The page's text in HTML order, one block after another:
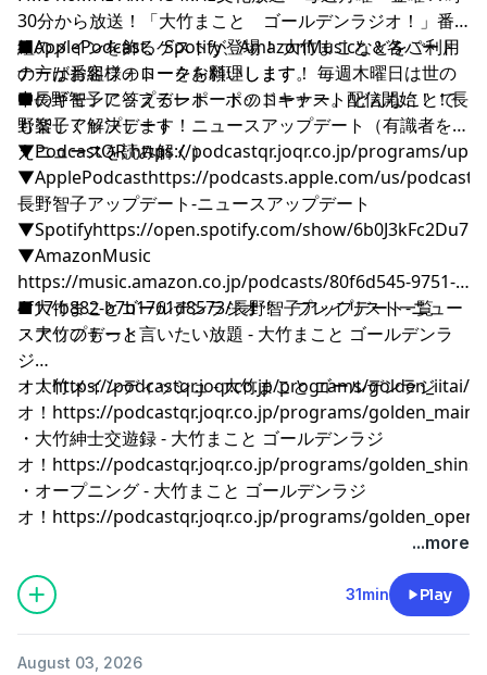
30分から放送！「大竹まこと ゴールデンラジオ！」番
組のメインを飾るゲストが登場！ 大竹まこと＆各パート
ナーがお客様のトークを料理します。 毎週木曜日は世の
中のギモンに答えるレポートのコーナー。 どんなことで
も楽しく解決します！
■ApplePodcast、Spotify、AmazonMusicなどをご利用
の方は番組フォローをお願いします！
■長野智子アップデート ポッドキャスト配信開始！！長
野智子アップデート ニュースアップデート（有識者を迎
えニュースを読み解く）
▼PodcastQR⁠⁠⁠⁠⁠⁠⁠⁠⁠⁠⁠⁠⁠⁠⁠⁠⁠⁠⁠⁠⁠⁠⁠⁠⁠⁠⁠⁠⁠⁠⁠⁠⁠⁠⁠⁠⁠⁠⁠⁠⁠⁠⁠⁠⁠⁠⁠⁠⁠⁠⁠⁠⁠⁠⁠⁠⁠⁠⁠⁠⁠⁠⁠⁠⁠⁠⁠⁠⁠⁠⁠⁠⁠⁠⁠⁠⁠⁠⁠⁠⁠⁠⁠⁠⁠⁠⁠⁠⁠⁠⁠⁠⁠⁠⁠⁠⁠⁠⁠⁠⁠⁠⁠⁠⁠⁠⁠⁠⁠⁠⁠⁠⁠⁠⁠⁠⁠⁠⁠⁠⁠⁠⁠⁠⁠⁠⁠⁠⁠⁠⁠⁠⁠⁠⁠⁠⁠⁠⁠⁠⁠⁠⁠⁠⁠⁠⁠⁠⁠⁠⁠⁠⁠⁠⁠⁠⁠⁠https://podcastqr.joqr.co.jp/programs/up⁠⁠⁠⁠⁠⁠⁠⁠⁠⁠⁠⁠⁠⁠⁠⁠⁠⁠⁠⁠⁠⁠⁠⁠⁠⁠⁠⁠⁠⁠⁠⁠⁠⁠⁠⁠⁠⁠⁠⁠⁠⁠⁠⁠⁠⁠⁠⁠⁠⁠⁠⁠⁠⁠⁠⁠⁠⁠⁠⁠⁠⁠⁠⁠⁠⁠⁠⁠⁠⁠⁠⁠⁠⁠⁠⁠⁠⁠⁠⁠⁠⁠⁠⁠⁠⁠⁠⁠⁠⁠⁠⁠⁠⁠⁠⁠⁠⁠⁠⁠⁠⁠⁠⁠⁠⁠⁠⁠⁠⁠⁠⁠⁠⁠⁠⁠⁠⁠⁠⁠⁠⁠⁠⁠⁠⁠⁠⁠⁠⁠⁠⁠⁠⁠⁠⁠⁠⁠⁠⁠⁠⁠⁠⁠⁠⁠⁠⁠⁠⁠⁠⁠⁠⁠⁠⁠⁠⁠
▼ApplePodcast⁠⁠⁠⁠⁠⁠⁠⁠⁠⁠⁠⁠⁠⁠⁠⁠⁠⁠⁠⁠⁠⁠⁠⁠⁠⁠⁠⁠⁠⁠⁠⁠⁠⁠⁠⁠⁠⁠⁠⁠⁠⁠⁠⁠⁠⁠⁠⁠⁠⁠⁠⁠⁠⁠⁠⁠⁠⁠⁠⁠⁠⁠⁠⁠⁠⁠⁠⁠⁠⁠⁠⁠⁠⁠⁠⁠⁠⁠⁠⁠⁠⁠⁠⁠⁠⁠⁠⁠⁠⁠⁠⁠⁠⁠⁠⁠⁠⁠⁠⁠⁠⁠⁠⁠⁠⁠⁠⁠⁠⁠⁠⁠⁠⁠⁠⁠⁠⁠⁠⁠⁠⁠⁠⁠⁠⁠⁠⁠⁠⁠⁠⁠⁠⁠⁠⁠⁠⁠⁠⁠⁠⁠⁠⁠⁠⁠⁠⁠⁠⁠⁠⁠⁠⁠⁠⁠⁠⁠https://podcasts.apple.com/us/podcast/
長野智子アップデート-ニュースアップデート⁠⁠⁠⁠⁠⁠⁠⁠⁠⁠⁠⁠⁠⁠⁠⁠⁠⁠⁠⁠⁠⁠⁠⁠⁠⁠⁠⁠⁠⁠⁠⁠⁠⁠⁠⁠⁠⁠⁠⁠⁠⁠⁠⁠⁠⁠⁠⁠⁠⁠⁠⁠⁠⁠⁠⁠⁠⁠⁠⁠⁠⁠⁠⁠⁠⁠⁠⁠⁠⁠⁠⁠⁠⁠⁠⁠⁠⁠⁠⁠⁠⁠⁠⁠⁠⁠⁠⁠⁠⁠⁠⁠⁠⁠⁠⁠⁠⁠⁠⁠⁠⁠⁠⁠⁠⁠⁠⁠⁠⁠⁠⁠⁠⁠⁠⁠⁠⁠⁠⁠⁠⁠⁠⁠⁠⁠⁠⁠⁠⁠⁠⁠⁠⁠⁠⁠⁠⁠⁠⁠⁠⁠⁠⁠⁠⁠⁠⁠⁠⁠⁠⁠⁠⁠⁠⁠⁠⁠
▼Spotify⁠⁠⁠⁠⁠⁠⁠⁠⁠⁠⁠⁠⁠⁠⁠⁠⁠⁠⁠⁠⁠⁠⁠⁠⁠⁠⁠⁠⁠⁠⁠⁠⁠⁠⁠⁠⁠⁠⁠⁠⁠⁠⁠⁠⁠⁠⁠⁠⁠⁠⁠⁠⁠⁠⁠⁠⁠⁠⁠⁠⁠⁠⁠⁠⁠⁠⁠⁠⁠⁠⁠⁠⁠⁠⁠⁠⁠⁠⁠⁠⁠⁠⁠⁠⁠⁠⁠⁠⁠⁠⁠⁠⁠⁠⁠⁠⁠⁠⁠⁠⁠⁠⁠⁠⁠⁠⁠⁠⁠⁠⁠⁠⁠⁠⁠⁠⁠⁠⁠⁠⁠⁠⁠⁠⁠⁠⁠⁠⁠⁠⁠⁠⁠⁠⁠⁠⁠⁠⁠⁠⁠⁠⁠⁠⁠⁠⁠⁠⁠⁠⁠⁠⁠⁠⁠⁠⁠⁠https://open.spotify.com/show/
▼AmazonMusic
⁠⁠⁠⁠⁠⁠⁠⁠⁠⁠⁠⁠⁠⁠⁠⁠⁠⁠⁠⁠⁠⁠⁠⁠⁠⁠⁠⁠⁠⁠⁠⁠⁠⁠⁠⁠⁠⁠⁠⁠⁠⁠⁠⁠⁠⁠⁠⁠⁠⁠⁠⁠⁠⁠⁠⁠⁠⁠⁠⁠⁠⁠⁠⁠⁠⁠⁠⁠⁠⁠⁠⁠⁠⁠⁠⁠⁠⁠⁠⁠⁠⁠⁠⁠⁠⁠⁠⁠⁠⁠⁠⁠⁠⁠⁠⁠⁠⁠⁠⁠⁠⁠⁠⁠⁠⁠⁠⁠⁠⁠⁠⁠⁠⁠⁠⁠⁠⁠⁠⁠⁠⁠⁠⁠⁠⁠⁠⁠⁠⁠⁠⁠⁠⁠⁠⁠⁠⁠⁠⁠⁠⁠⁠⁠⁠⁠⁠⁠⁠⁠⁠⁠⁠⁠⁠⁠⁠⁠https://music.amazon.co.jp/podcasts/80f6d545-9751-
4f17-b882-b7b1761d8573/長野智子アップデート-ニュー
スアップデート⁠⁠⁠⁠⁠⁠⁠⁠⁠⁠⁠⁠⁠⁠⁠⁠⁠⁠⁠⁠⁠⁠⁠⁠⁠⁠⁠⁠⁠⁠⁠⁠⁠⁠⁠⁠⁠⁠⁠⁠⁠⁠⁠⁠⁠⁠⁠⁠⁠⁠⁠⁠⁠⁠⁠⁠⁠⁠⁠⁠⁠⁠⁠⁠⁠⁠⁠⁠⁠⁠⁠⁠⁠⁠⁠⁠⁠⁠⁠⁠⁠⁠⁠⁠⁠⁠⁠⁠⁠⁠⁠⁠⁠⁠⁠⁠⁠⁠⁠⁠⁠⁠⁠⁠⁠⁠⁠⁠⁠⁠⁠⁠⁠⁠⁠⁠⁠⁠⁠⁠⁠⁠⁠⁠⁠⁠⁠⁠⁠⁠⁠⁠⁠⁠⁠⁠⁠⁠⁠⁠⁠⁠⁠⁠⁠⁠⁠⁠⁠⁠⁠⁠⁠⁠⁠⁠⁠⁠
■大竹まことゴールデンラジオ！ プレイリスト一覧
・大竹のもっと言いたい放題 - 大竹まこと ゴールデンラ
ジ
オ！⁠⁠⁠⁠⁠⁠⁠⁠⁠⁠⁠⁠⁠⁠⁠⁠⁠⁠⁠⁠⁠⁠⁠⁠⁠⁠⁠⁠⁠⁠⁠⁠⁠⁠⁠⁠⁠⁠⁠⁠⁠⁠⁠⁠⁠⁠⁠⁠⁠⁠⁠⁠⁠⁠⁠⁠⁠⁠⁠⁠⁠⁠⁠⁠⁠⁠⁠⁠⁠⁠⁠⁠⁠⁠⁠⁠⁠⁠⁠⁠⁠⁠⁠⁠⁠⁠⁠⁠⁠⁠⁠⁠⁠⁠⁠⁠⁠⁠⁠⁠⁠⁠⁠⁠⁠⁠⁠⁠⁠⁠⁠⁠⁠⁠⁠⁠⁠⁠⁠⁠⁠⁠⁠⁠⁠⁠⁠⁠⁠⁠⁠⁠⁠⁠⁠⁠⁠⁠⁠⁠⁠⁠⁠⁠⁠⁠⁠⁠⁠⁠⁠⁠⁠⁠⁠⁠⁠⁠https://podcastqr.joqr.co.jp/programs/golden_iitai/⁠⁠⁠⁠⁠⁠⁠⁠⁠⁠⁠⁠⁠⁠⁠⁠⁠⁠⁠⁠⁠⁠⁠⁠⁠⁠⁠⁠⁠⁠⁠⁠⁠⁠⁠⁠⁠⁠⁠⁠⁠⁠⁠⁠⁠⁠⁠⁠⁠⁠⁠⁠⁠⁠⁠⁠⁠⁠⁠⁠⁠⁠⁠⁠⁠⁠⁠⁠⁠⁠⁠⁠⁠⁠⁠⁠⁠⁠⁠⁠⁠⁠⁠⁠⁠⁠⁠⁠⁠⁠⁠⁠⁠⁠⁠⁠⁠⁠⁠⁠⁠⁠⁠⁠⁠⁠⁠⁠⁠⁠⁠⁠⁠⁠⁠⁠⁠⁠⁠⁠⁠⁠⁠⁠⁠⁠⁠⁠⁠⁠⁠⁠⁠⁠⁠⁠⁠⁠⁠⁠⁠⁠⁠⁠⁠⁠⁠⁠⁠⁠⁠⁠⁠⁠⁠⁠⁠⁠
・大竹メインディッシュ - 大竹まこと ゴールデンラジ
オ！ ⁠⁠⁠⁠⁠⁠⁠⁠⁠⁠⁠⁠⁠⁠⁠⁠⁠⁠⁠⁠⁠⁠⁠⁠⁠⁠⁠⁠⁠⁠⁠⁠⁠⁠⁠⁠⁠⁠⁠⁠⁠⁠⁠⁠⁠⁠⁠⁠⁠⁠⁠⁠⁠⁠⁠⁠⁠⁠⁠⁠⁠⁠⁠⁠⁠⁠⁠⁠⁠⁠⁠⁠⁠⁠⁠⁠⁠⁠⁠⁠⁠⁠⁠⁠⁠⁠⁠⁠⁠⁠⁠⁠⁠⁠⁠⁠⁠⁠⁠⁠⁠⁠⁠⁠⁠⁠⁠⁠⁠⁠⁠⁠⁠⁠⁠⁠⁠⁠⁠⁠⁠⁠⁠⁠⁠⁠⁠⁠⁠⁠⁠⁠⁠⁠⁠⁠⁠⁠⁠⁠⁠⁠⁠⁠⁠⁠⁠⁠⁠⁠⁠⁠⁠⁠⁠⁠⁠⁠https://podcastqr.joqr.co.jp/programs/golden_main⁠⁠⁠⁠⁠⁠⁠⁠⁠⁠⁠⁠⁠⁠⁠⁠⁠⁠⁠⁠⁠⁠⁠⁠⁠⁠⁠⁠⁠⁠⁠⁠⁠⁠⁠⁠⁠⁠⁠⁠⁠⁠⁠⁠⁠⁠⁠⁠⁠⁠⁠⁠⁠⁠⁠⁠⁠⁠⁠⁠⁠⁠⁠⁠⁠⁠⁠⁠⁠⁠⁠⁠⁠⁠⁠⁠⁠⁠⁠⁠⁠⁠⁠⁠⁠⁠⁠⁠⁠⁠⁠⁠⁠⁠⁠⁠⁠⁠⁠⁠⁠⁠⁠⁠⁠⁠⁠⁠⁠⁠⁠⁠⁠⁠⁠⁠⁠⁠⁠⁠⁠⁠⁠⁠⁠⁠⁠⁠⁠⁠⁠⁠⁠⁠⁠⁠⁠⁠⁠⁠⁠⁠⁠⁠⁠⁠⁠⁠⁠⁠⁠⁠⁠⁠⁠⁠⁠⁠
・大竹紳士交遊録 - 大竹まこと ゴールデンラジ
オ！ ⁠⁠⁠⁠⁠⁠⁠⁠⁠⁠⁠⁠⁠⁠⁠⁠⁠⁠⁠⁠⁠⁠⁠⁠⁠⁠⁠⁠⁠⁠⁠⁠⁠⁠⁠⁠⁠⁠⁠⁠⁠⁠⁠⁠⁠⁠⁠⁠⁠⁠⁠⁠⁠⁠⁠⁠⁠⁠⁠⁠⁠⁠⁠⁠⁠⁠⁠⁠⁠⁠⁠⁠⁠⁠⁠⁠⁠⁠⁠⁠⁠⁠⁠⁠⁠⁠⁠⁠⁠⁠⁠⁠⁠⁠⁠⁠⁠⁠⁠⁠⁠⁠⁠⁠⁠⁠⁠⁠⁠⁠⁠⁠⁠⁠⁠⁠⁠⁠⁠⁠⁠⁠⁠⁠⁠⁠⁠⁠⁠⁠⁠⁠⁠⁠⁠⁠⁠⁠⁠⁠⁠⁠⁠⁠⁠⁠⁠⁠⁠⁠⁠⁠⁠⁠⁠⁠⁠⁠https://podcastqr.joqr.co.jp/programs/
・オープニング - 大竹まこと ゴールデンラジ
オ！ ⁠⁠⁠⁠⁠⁠⁠⁠⁠⁠⁠⁠⁠⁠⁠⁠⁠⁠⁠⁠⁠⁠⁠⁠⁠⁠⁠⁠⁠⁠⁠⁠⁠⁠⁠⁠⁠⁠⁠⁠⁠⁠⁠⁠⁠⁠⁠⁠⁠⁠⁠⁠⁠⁠⁠⁠⁠⁠⁠⁠⁠⁠⁠⁠⁠⁠⁠⁠⁠⁠⁠⁠⁠⁠⁠⁠⁠⁠⁠⁠⁠⁠⁠⁠⁠⁠⁠⁠⁠⁠⁠⁠⁠⁠⁠⁠⁠⁠⁠⁠⁠⁠⁠⁠⁠⁠⁠⁠⁠⁠⁠⁠⁠⁠⁠⁠⁠⁠⁠⁠⁠⁠⁠⁠⁠⁠⁠⁠⁠⁠⁠⁠⁠⁠⁠⁠⁠⁠⁠⁠⁠⁠⁠⁠⁠⁠⁠⁠⁠⁠⁠⁠⁠⁠⁠⁠⁠⁠https://podcastqr.joqr.co.jp/programs/
...more
31min Play
August 03, 2026